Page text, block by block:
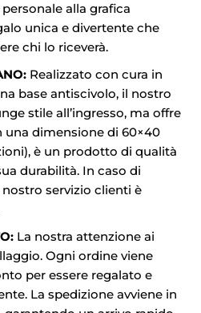
alla grafica
unica e divertente che
chi lo riceverà.
Realizzato con cura in
base antiscivolo, il nostro
stile all’ingresso, ma offre
una dimensione di 60×40
è un prodotto di qualità
durabilità. In caso di
servizio clienti è
La nostra attenzione ai
Ogni ordine viene
per essere regalato e
La spedizione avviene in